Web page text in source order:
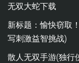
无双大蛇下载
新标题：愉快窃取
写刺激益智挑战)
散人无双手游(独行